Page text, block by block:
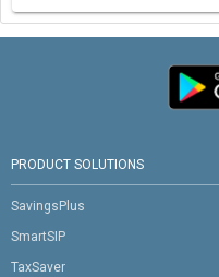
PRODUCT SOLUTIONS
SavingsPlus
SmartSIP
TaxSaver